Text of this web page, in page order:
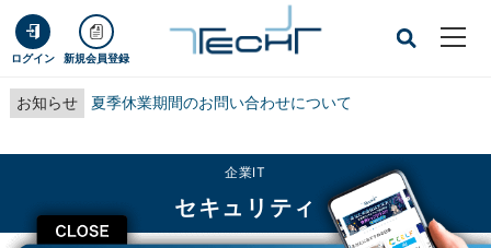
ログイン 新規会員登録
お知らせ 夏季休業期間のお問い合わせについて
CLOSE
企業IT
セキュリティ